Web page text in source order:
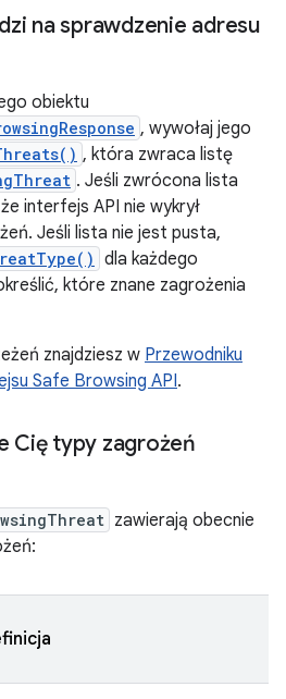
na sprawdzenie adresu
obiektu
, wywołaj jego
, która zwraca listę
. Jeśli zwrócona lista
interfejs API nie wykrył
Jeśli lista nie jest pusta,
dla każdego
które znane zagrożenia
znajdziesz w Przewodniku
Safe Browsing API.
Cię typy zagrożeń
zawierają obecnie